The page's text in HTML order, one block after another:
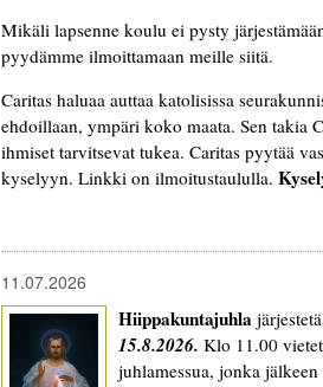
Mikäli lapsenne koulu ei pysty
pyydämme ilmoittamaan meille siitä.
Caritas haluaa auttaa katolisissa
ehdoillaan, ympäri koko maata. Sen takia
ihmiset tarvitsevat tukea. Caritas pyytää
kyselyyn. Linkki on ilmoitustaululla.
11.07.2026
Hiippakuntajuhla
15.8.2026. Klo 11.00
juhlamessua, jonka